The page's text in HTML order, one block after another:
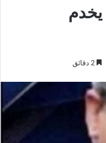
يخدم